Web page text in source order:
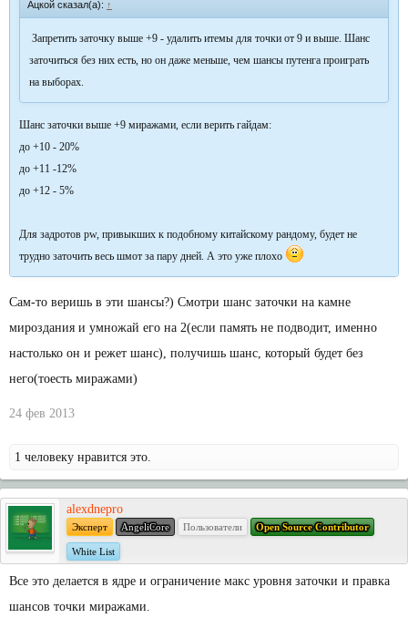
Ацкой сказал(а): ↑
Запретить заточку выше +9 - удалить итемы для точки от 9 и выше. Шанс
заточиться без них есть, но он даже меньше, чем шансы путенга проиграть
на выборах.
Шанс заточки выше +9 миражами, если верить гайдам:
до +10 - 20%
до +11 -12%
до +12 - 5%
Для задротов pw, привыкших к подобному китайскому рандому, будет не
трудно заточить весь шмот за пару дней. А это уже плохо
Сам-то веришь в эти шансы?) Смотри шанс заточки на камне
мироздания и умножай его на 2(если память не подводит, именно
настолько он и режет шанс), получишь шанс, который будет без
него(тоесть миражами)
24 фев 2013
1 человеку нравится это.
alexdnepro
Эксперт AngeliCore Пользователи Open Source Contributor
White List
Все это делается в ядре и ограничение макс уровня заточки и правка
шансов точки миражами.